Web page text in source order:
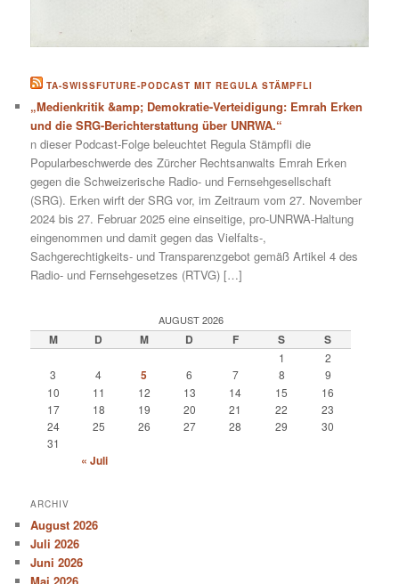
TA-SWISSFUTURE-PODCAST MIT REGULA STÄMPFLI
„Medienkritik &amp; Demokratie-Verteidigung: Emrah Erken
und die SRG-Berichterstattung über UNRWA.“
n dieser Podcast-Folge beleuchtet Regula Stämpfli die
Popularbeschwerde des Zürcher Rechtsanwalts Emrah Erken
gegen die Schweizerische Radio- und Fernsehgesellschaft
(SRG). Erken wirft der SRG vor, im Zeitraum vom 27. November
2024 bis 27. Februar 2025 eine einseitige, pro-UNRWA-Haltung
eingenommen und damit gegen das Vielfalts-,
Sachgerechtigkeits- und Transparenzgebot gemäß Artikel 4 des
Radio- und Fernsehgesetzes (RTVG) […]
AUGUST 2026
M D M D F S S
1
2
3
4 5 6 7 8
9
10
11 12 13 14 15
16
17
18 19 20 21 22
23
24
25 26 27 28 29
30
31
« Juli
ARCHIV
August 2026
Juli 2026
Juni 2026